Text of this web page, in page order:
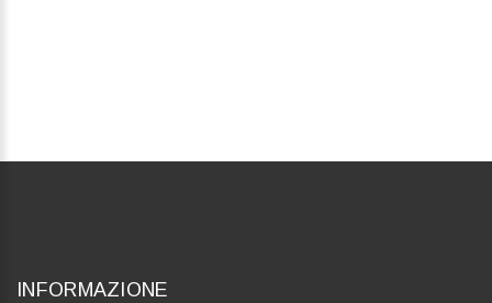
INFORMAZIONE